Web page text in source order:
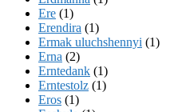
Ere (1)
Erendira (1)
Ermak uluchshennyi (1)
Erna (2)
Erntedank (1)
Erntestolz (1)
Eros (1)